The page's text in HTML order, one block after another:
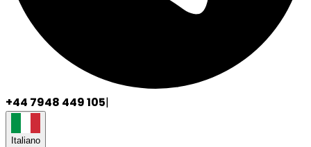
+44 7948 449 105|
Italiano